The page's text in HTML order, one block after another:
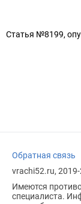
Статья №8199,
Обратная связь
vrachi52.ru, 2019-
Имеются
специалиста.